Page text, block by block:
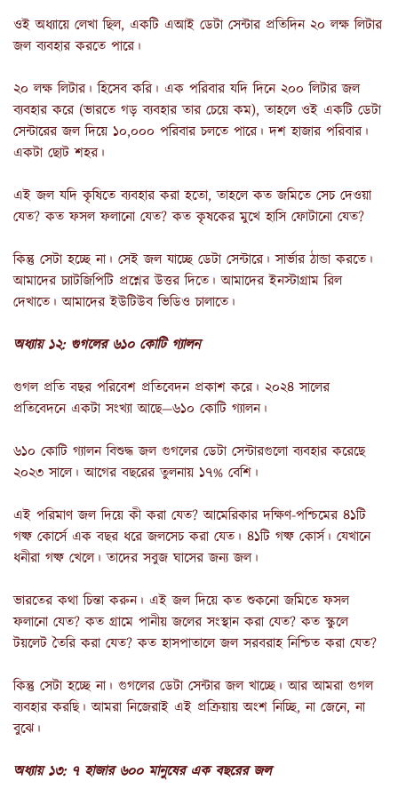
ওই অধ্যায়ে লেখা ছিল, একটি এআই ডেটা সেন্টার প্রতিদিন ২০ লক্ষ লিটার
জল ব্যবহার করতে পারে।
২০ লক্ষ লিটার। হিসেব করি। এক পরিবার যদি দিনে ২০০ লিটার জল
ব্যবহার করে (ভারতে গড় ব্যবহার তার চেয়ে কম), তাহলে ওই একটি ডেটা
সেন্টারের জল দিয়ে ১০,০০০ পরিবার চলতে পারে। দশ হাজার পরিবার।
একটা ছোট শহর।
এই জল যদি কৃষিতে ব্যবহার করা হতো, তাহলে কত জমিতে সেচ দেওয়া
যেত? কত ফসল ফলানো যেত? কত কৃষকের মুখে হাসি ফোটানো যেত?
কিন্তু সেটা হচ্ছে না। সেই জল যাচ্ছে ডেটা সেন্টারে। সার্ভার ঠান্ডা করতে।
আমাদের চ্যাটজিপিটি প্রশ্নের উত্তর দিতে। আমাদের ইনস্টাগ্রাম রিল
দেখাতে। আমাদের ইউটিউব ভিডিও চালাতে।
অধ্যায় ১২: গুগলের ৬১০ কোটি গ্যালন
গুগল প্রতি বছর পরিবেশ প্রতিবেদন প্রকাশ করে। ২০২৪ সালের
প্রতিবেদনে একটা সংখ্যা আছে—৬১০ কোটি গ্যালন।
৬১০ কোটি গ্যালন বিশুদ্ধ জল গুগলের ডেটা সেন্টারগুলো ব্যবহার করেছে
২০২৩ সালে। আগের বছরের তুলনায় ১৭% বেশি।
এই পরিমাণ জল দিয়ে কী করা যেত? আমেরিকার দক্ষিণ-পশ্চিমের ৪১টি
গল্ফ কোর্সে এক বছর ধরে জলসেচ করা যেত। ৪১টি গল্ফ কোর্স। যেখানে
ধনীরা গল্ফ খেলে। তাদের সবুজ ঘাসের জন্য জল।
ভারতের কথা চিন্তা করুন। এই জল দিয়ে কত শুকনো জমিতে ফসল
ফলানো যেত? কত গ্রামে পানীয় জলের সংস্থান করা যেত? কত স্কুলে
টয়লেট তৈরি করা যেত? কত হাসপাতালে জল সরবরাহ নিশ্চিত করা যেত?
কিন্তু সেটা হচ্ছে না। গুগলের ডেটা সেন্টার জল খাচ্ছে। আর আমরা গুগল
ব্যবহার করছি। আমরা নিজেরাই এই প্রক্রিয়ায় অংশ নিচ্ছি, না জেনে, না
বুঝে।
অধ্যায় ১৩: ৭ হাজার ৬০০ মানুষের এক বছরের জল